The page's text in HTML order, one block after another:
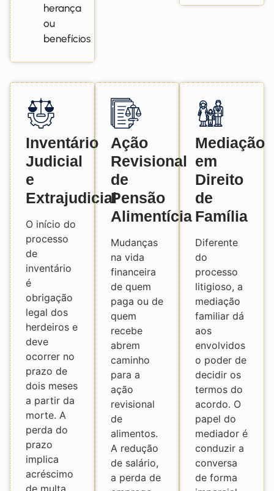
herança
ou
benefícios
Inventário
Judicial
e
Extrajudicial
O início do
processo
de
inventário
é
obrigação
legal dos
herdeiros e
deve
ocorrer no
prazo de
dois meses
a partir da
morte. A
perda do
prazo
implica
acréscimo
Ação
Revisional
de
Pensão
Alimentícia
Mudanças
na vida
financeira
de quem
paga ou de
quem
recebe
abrem
caminho
para a
ação
revisional
de
alimentos.
A redução
de salário,
a perda de
Mediação
em
Direito
de
Família
Diferente
do
processo
litigioso, a
mediação
familiar dá
aos
envolvidos
o poder de
decidir os
termos do
acordo. O
papel do
mediador é
conduzir a
conversa
de forma